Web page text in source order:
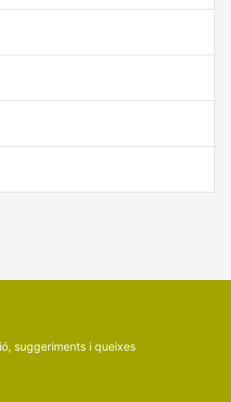
suggeriments i queixes